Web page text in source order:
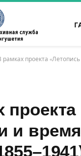
рамках проекта
и